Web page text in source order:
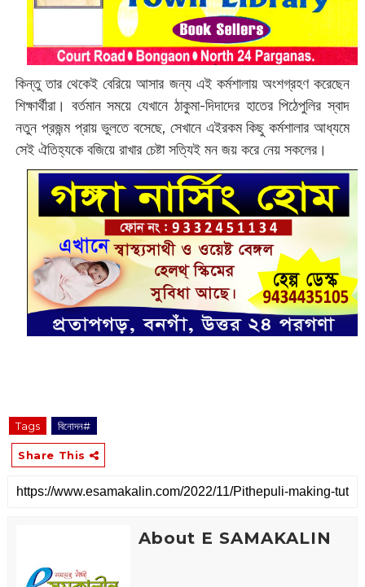
কিন্তু তার থেকেই বেরিয়ে আসার জন্য এই কর্মশালায় অংশগ্রহণ করেছেন
শিক্ষার্থীরা। বর্তমান সময়ে যেখানে ঠাকুমা-দিদাদের হাতের পিঠেপুলির স্বাদ
নতুন প্রজন্ম প্রায় ভুলতে বসেছে, সেখানে এইরকম কিছু কর্মশালার আধ্যমে
সেই ঐতিহ্যকে বজিয়ে রাখার চেষ্টা সত্যিই মন জয় করে নেয় সকলের।
Tags বিনোদন#
Share This
About E SAMAKALIN